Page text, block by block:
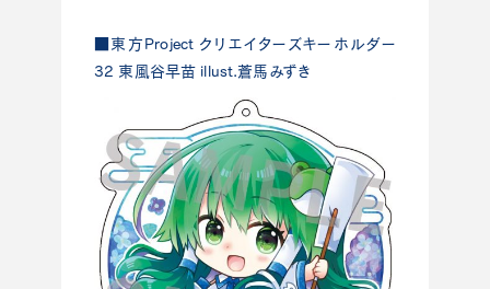
■東方Project クリエイターズキーホルダー
32 東風谷早苗 illust.蒼馬みずき